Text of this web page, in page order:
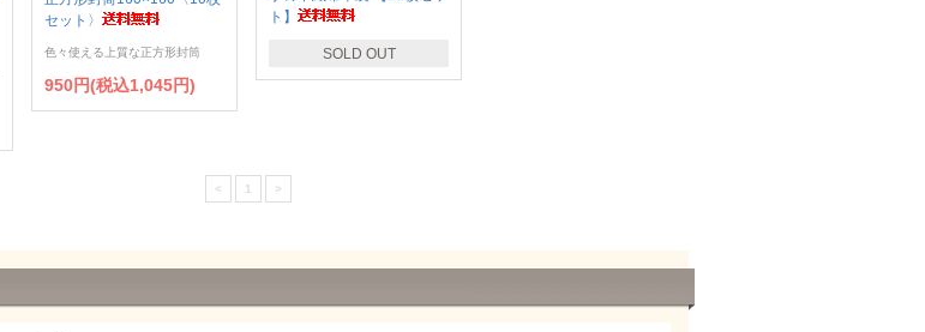
セット〉
色々使える上質な正方形封筒
950円(税込1,045円)
ト】
SOLD OUT
< 1 >